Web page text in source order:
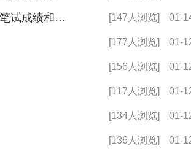
01-
[147人浏览]
2024年度中央机关及其直属机构考试录用公务员笔试成绩和合格分数线公布
01-
[177人浏览]
01-
[156人浏览]
01-
[117人浏览]
01-
[134人浏览]
01-
[136人浏览]